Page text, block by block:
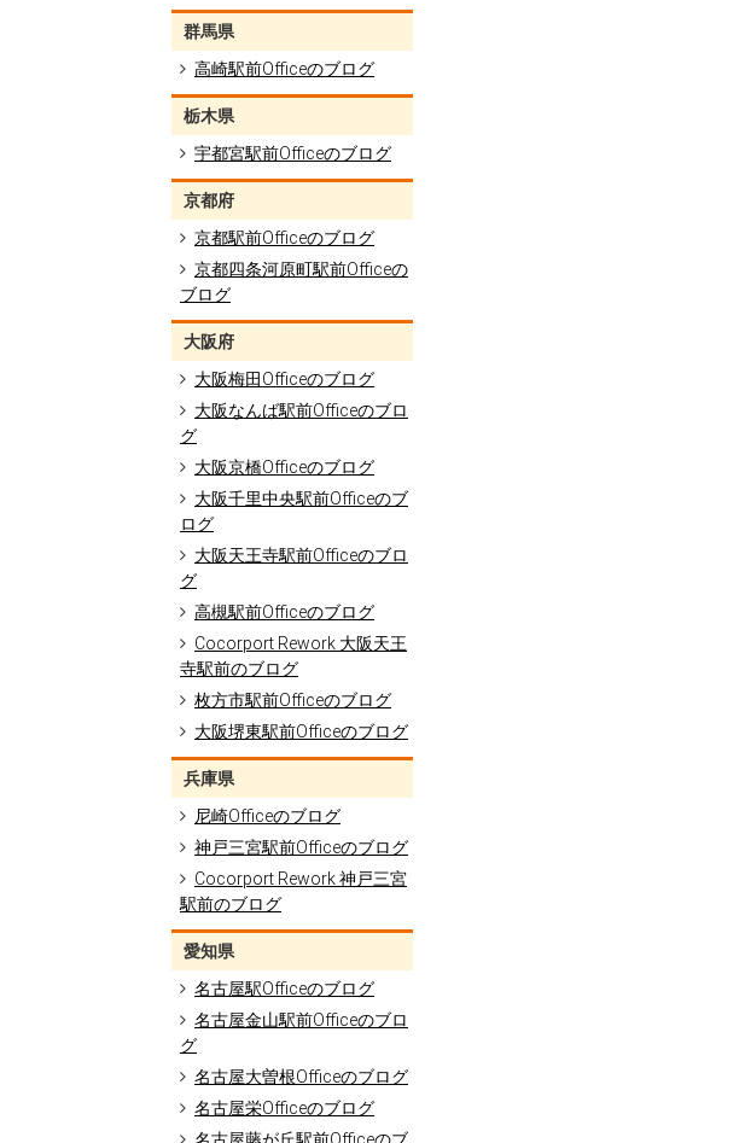
群馬県
高崎駅前Officeのブログ
栃木県
宇都宮駅前Officeのブログ
京都府
京都駅前Officeのブログ
京都四条河原町駅前Officeの
ブログ
大阪府
大阪梅田Officeのブログ
大阪なんば駅前Officeのブロ
グ
大阪京橋Officeのブログ
大阪千里中央駅前Officeのブ
ログ
大阪天王寺駅前Officeのブロ
グ
高槻駅前Officeのブログ
Cocorport Rework 大阪天王
寺駅前のブログ
枚方市駅前Officeのブログ
大阪堺東駅前Officeのブログ
兵庫県
尼崎Officeのブログ
神戸三宮駅前Officeのブログ
Cocorport Rework 神戸三宮
駅前のブログ
愛知県
名古屋駅Officeのブログ
名古屋金山駅前Officeのブロ
グ
名古屋大曽根Officeのブログ
名古屋栄Officeのブログ